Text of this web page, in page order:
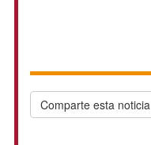
Comparte esta noticia